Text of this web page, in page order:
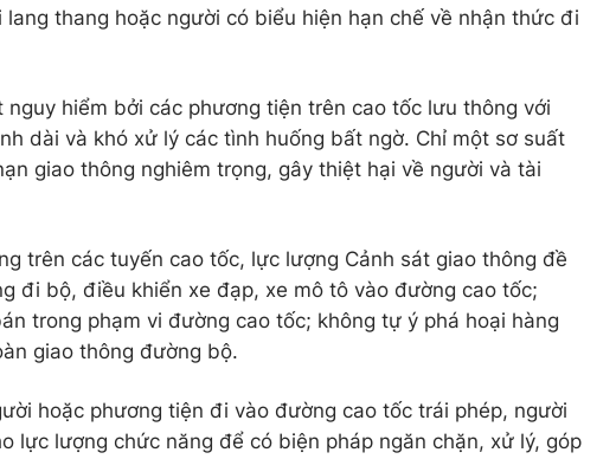
thang hoặc người có biểu hiện hạn chế về nhận thức đi
hiểm bởi các phương tiện trên cao tốc lưu thông với
dài và khó xử lý các tình huống bất ngờ. Chỉ một sơ suất
giao thông nghiêm trọng, gây thiệt hại về người và tài
trên các tuyến cao tốc, lực lượng Cảnh sát giao thông đề
đi bộ, điều khiển xe đạp, xe mô tô vào đường cao tốc;
trong phạm vi đường cao tốc; không tự ý phá hoại hàng
giao thông đường bộ.
hoặc phương tiện đi vào đường cao tốc trái phép, người
lực lượng chức năng để có biện pháp ngăn chặn, xử lý, góp